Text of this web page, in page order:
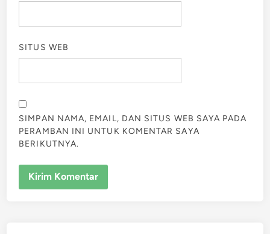
SITUS WEB
SIMPAN NAMA, EMAIL, DAN SITUS WEB SAYA PADA
PERAMBAN INI UNTUK KOMENTAR SAYA
BERIKUTNYA.